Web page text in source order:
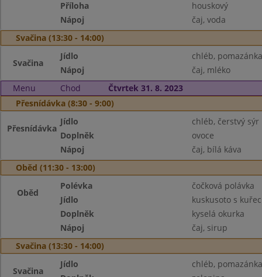
Příloha
houskový
Nápoj
čaj, voda
Svačina (13:30 - 14:00)
Svačina
Jídlo
chléb,
Nápoj
čaj, mléko
Menu
Chod
Čtvrtek 31. 8. 2023
Přesnídávka (8:30 - 9:00)
Přesnídávka
Jídlo
chléb, čerstvý sýr
Doplněk
ovoce
Nápoj
čaj, bílá káva
Oběd (11:30 - 13:00)
Oběd
Polévka
čočková polávka
Jídlo
kuskusoto s
Doplněk
kyselá okurka
Nápoj
čaj, sirup
Svačina (13:30 - 14:00)
Svačina
Jídlo
chléb,